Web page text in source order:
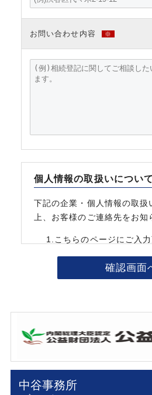
お問い合わせ内容 ※
個人情報の取扱いについて
下記の企業・個人情報の取扱
上、お客様のご連絡先をお知
1.
こちらのページにご入
使用いたします。
お預かりする個人情報
3.お預かりする個人情報
4.申込みに必要な情報が入
中谷事務所